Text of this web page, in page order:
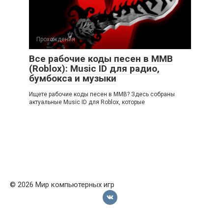
Прохождения
Все рабочие коды песен в ММВ
(Roblox): Music ID для радио,
бумбокса и музыки
Ищете рабочие коды песен в ММВ? Здесь собраны
актуальные Music ID для Roblox, которые
© 2026 Мир компьютерных игр